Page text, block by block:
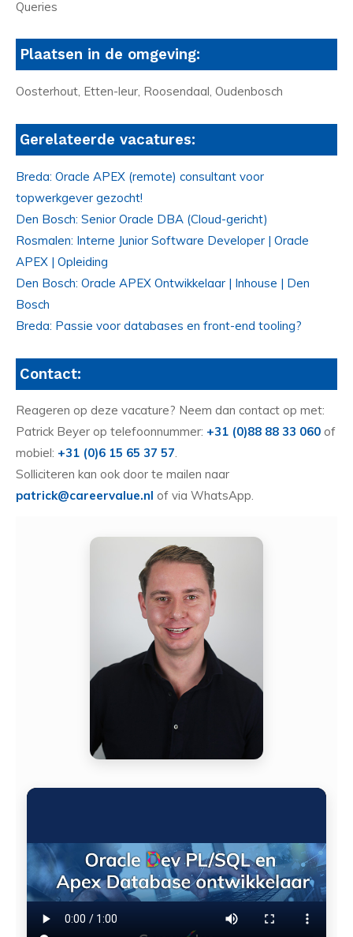
Queries
Plaatsen in de omgeving:
Oosterhout, Etten-leur, Roosendaal, Oudenbosch
Gerelateerde vacatures:
Breda: Oracle APEX (remote) consultant voor
topwerkgever gezocht!
Den Bosch: Senior Oracle DBA (Cloud-gericht)
Rosmalen: Interne Junior Software Developer | Oracle
APEX | Opleiding
Den Bosch: Oracle APEX Ontwikkelaar | Inhouse | Den
Bosch
Breda: Passie voor databases en front-end tooling?
Contact:
Reageren op deze vacature? Neem dan contact op met:
Patrick Beyer op telefoonnummer: +31 (0)88 88 33 060 of
mobiel: +31 (0)6 15 65 37 57.
Solliciteren kan ook door te mailen naar
patrick@careervalue.nl of via WhatsApp.